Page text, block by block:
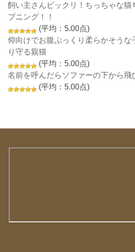
飼い主さんビックリ！ちっちゃな猫
プニング！！
(平均：5.00点)
仰向けでお腹ぷっくり柔らかそうな
り守る親猫
(平均：5.00点)
名前を呼んだらソファーの下から飛
(平均：5.00点)